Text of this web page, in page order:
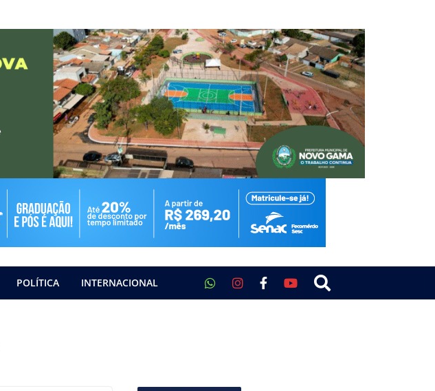
POLÍTICA INTERNACIONAL